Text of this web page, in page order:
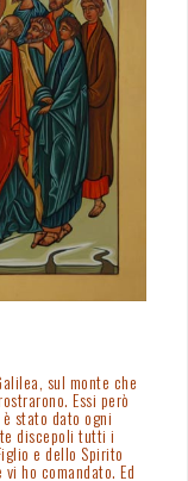
sul monte che
Essi però
stato dato ogni
discepoli tutti i
e dello Spirito
ho comandato. Ed